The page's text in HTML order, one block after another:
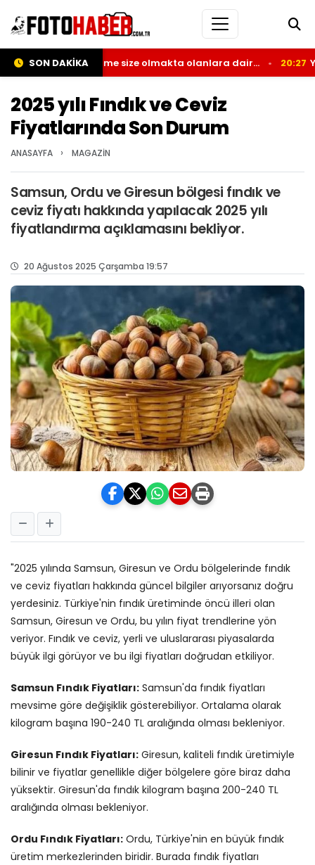
SON DAKİKA
Kendime size olmakta olanlara dair… 20:27
2025 yılı Fındık ve Ceviz
Fiyatlarında Son Durum
ANASAYFA › MAGAZİN
Samsun, Ordu ve Giresun bölgesi fındık ve
ceviz fiyatı hakkında yapılacak 2025 yılı
fiyatlandırma açıklamasını bekliyor.
20 Ağustos 2025 Çarşamba 19:57
"2025 yılında Samsun, Giresun ve Ordu bölgelerinde fındık
ve ceviz fiyatları hakkında güncel bilgiler arıyorsanız doğru
yerdesiniz. Türkiye'nin fındık üretiminde öncü illeri olan
Samsun, Giresun ve Ordu, bu yılın fiyat trendlerine yön
veriyor. Fındık ve ceviz, yerli ve uluslararası piyasalarda
büyük ilgi görüyor ve bu ilgi fiyatları doğrudan etkiliyor.
Samsun Fındık Fiyatları: Samsun'da fındık fiyatları
mevsime göre değişiklik gösterebiliyor. Ortalama olarak
kilogram başına 190-240 TL aralığında olması bekleniyor.
Giresun Fındık Fiyatları: Giresun, kaliteli fındık üretimiyle
bilinir ve fiyatlar genellikle diğer bölgelere göre biraz daha
yüksektir. Giresun'da fındık kilogram başına 200-240 TL
aralığında olması bekleniyor.
Ordu Fındık Fiyatları: Ordu, Türkiye'nin en büyük fındık
üretim merkezlerinden biridir. Burada fındık fiyatları